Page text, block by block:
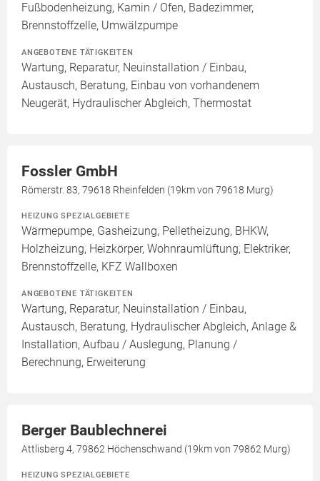
Fußbodenheizung, Kamin / Ofen, Badezimmer,
Brennstoffzelle, Umwälzpumpe
ANGEBOTENE TÄTIGKEITEN
Wartung, Reparatur, Neuinstallation / Einbau,
Austausch, Beratung, Einbau von vorhandenem
Neugerät, Hydraulischer Abgleich, Thermostat
Fossler GmbH
Römerstr. 83, 79618 Rheinfelden (19km von 79618 Murg)
HEIZUNG SPEZIALGEBIETE
Wärmepumpe, Gasheizung, Pelletheizung, BHKW,
Holzheizung, Heizkörper, Wohnraumlüftung, Elektriker,
Brennstoffzelle, KFZ Wallboxen
ANGEBOTENE TÄTIGKEITEN
Wartung, Reparatur, Neuinstallation / Einbau,
Austausch, Beratung, Hydraulischer Abgleich, Anlage &
Installation, Aufbau / Auslegung, Planung /
Berechnung, Erweiterung
Berger Baublechnerei
Attlisberg 4, 79862 Höchenschwand (19km von 79862 Murg)
HEIZUNG SPEZIALGEBIETE